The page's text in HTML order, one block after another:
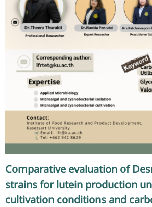
Comparative evaluation of
strains for lutein production
cultivation conditions and